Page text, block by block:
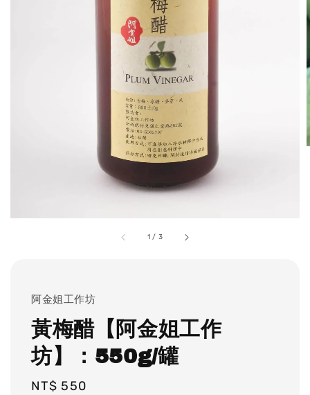
1 / 3
阿金姐工作坊
黃梅醋【阿金姐工作
坊】：550g/罐
Regular
NT$ 550